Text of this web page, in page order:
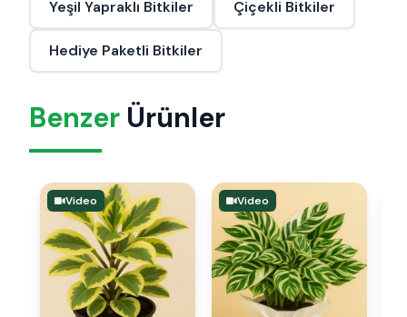
Yeşil Yapraklı Bitkiler Çiçekli Bitkiler
Hediye Paketli Bitkiler
Benzer Ürünler
Video Video